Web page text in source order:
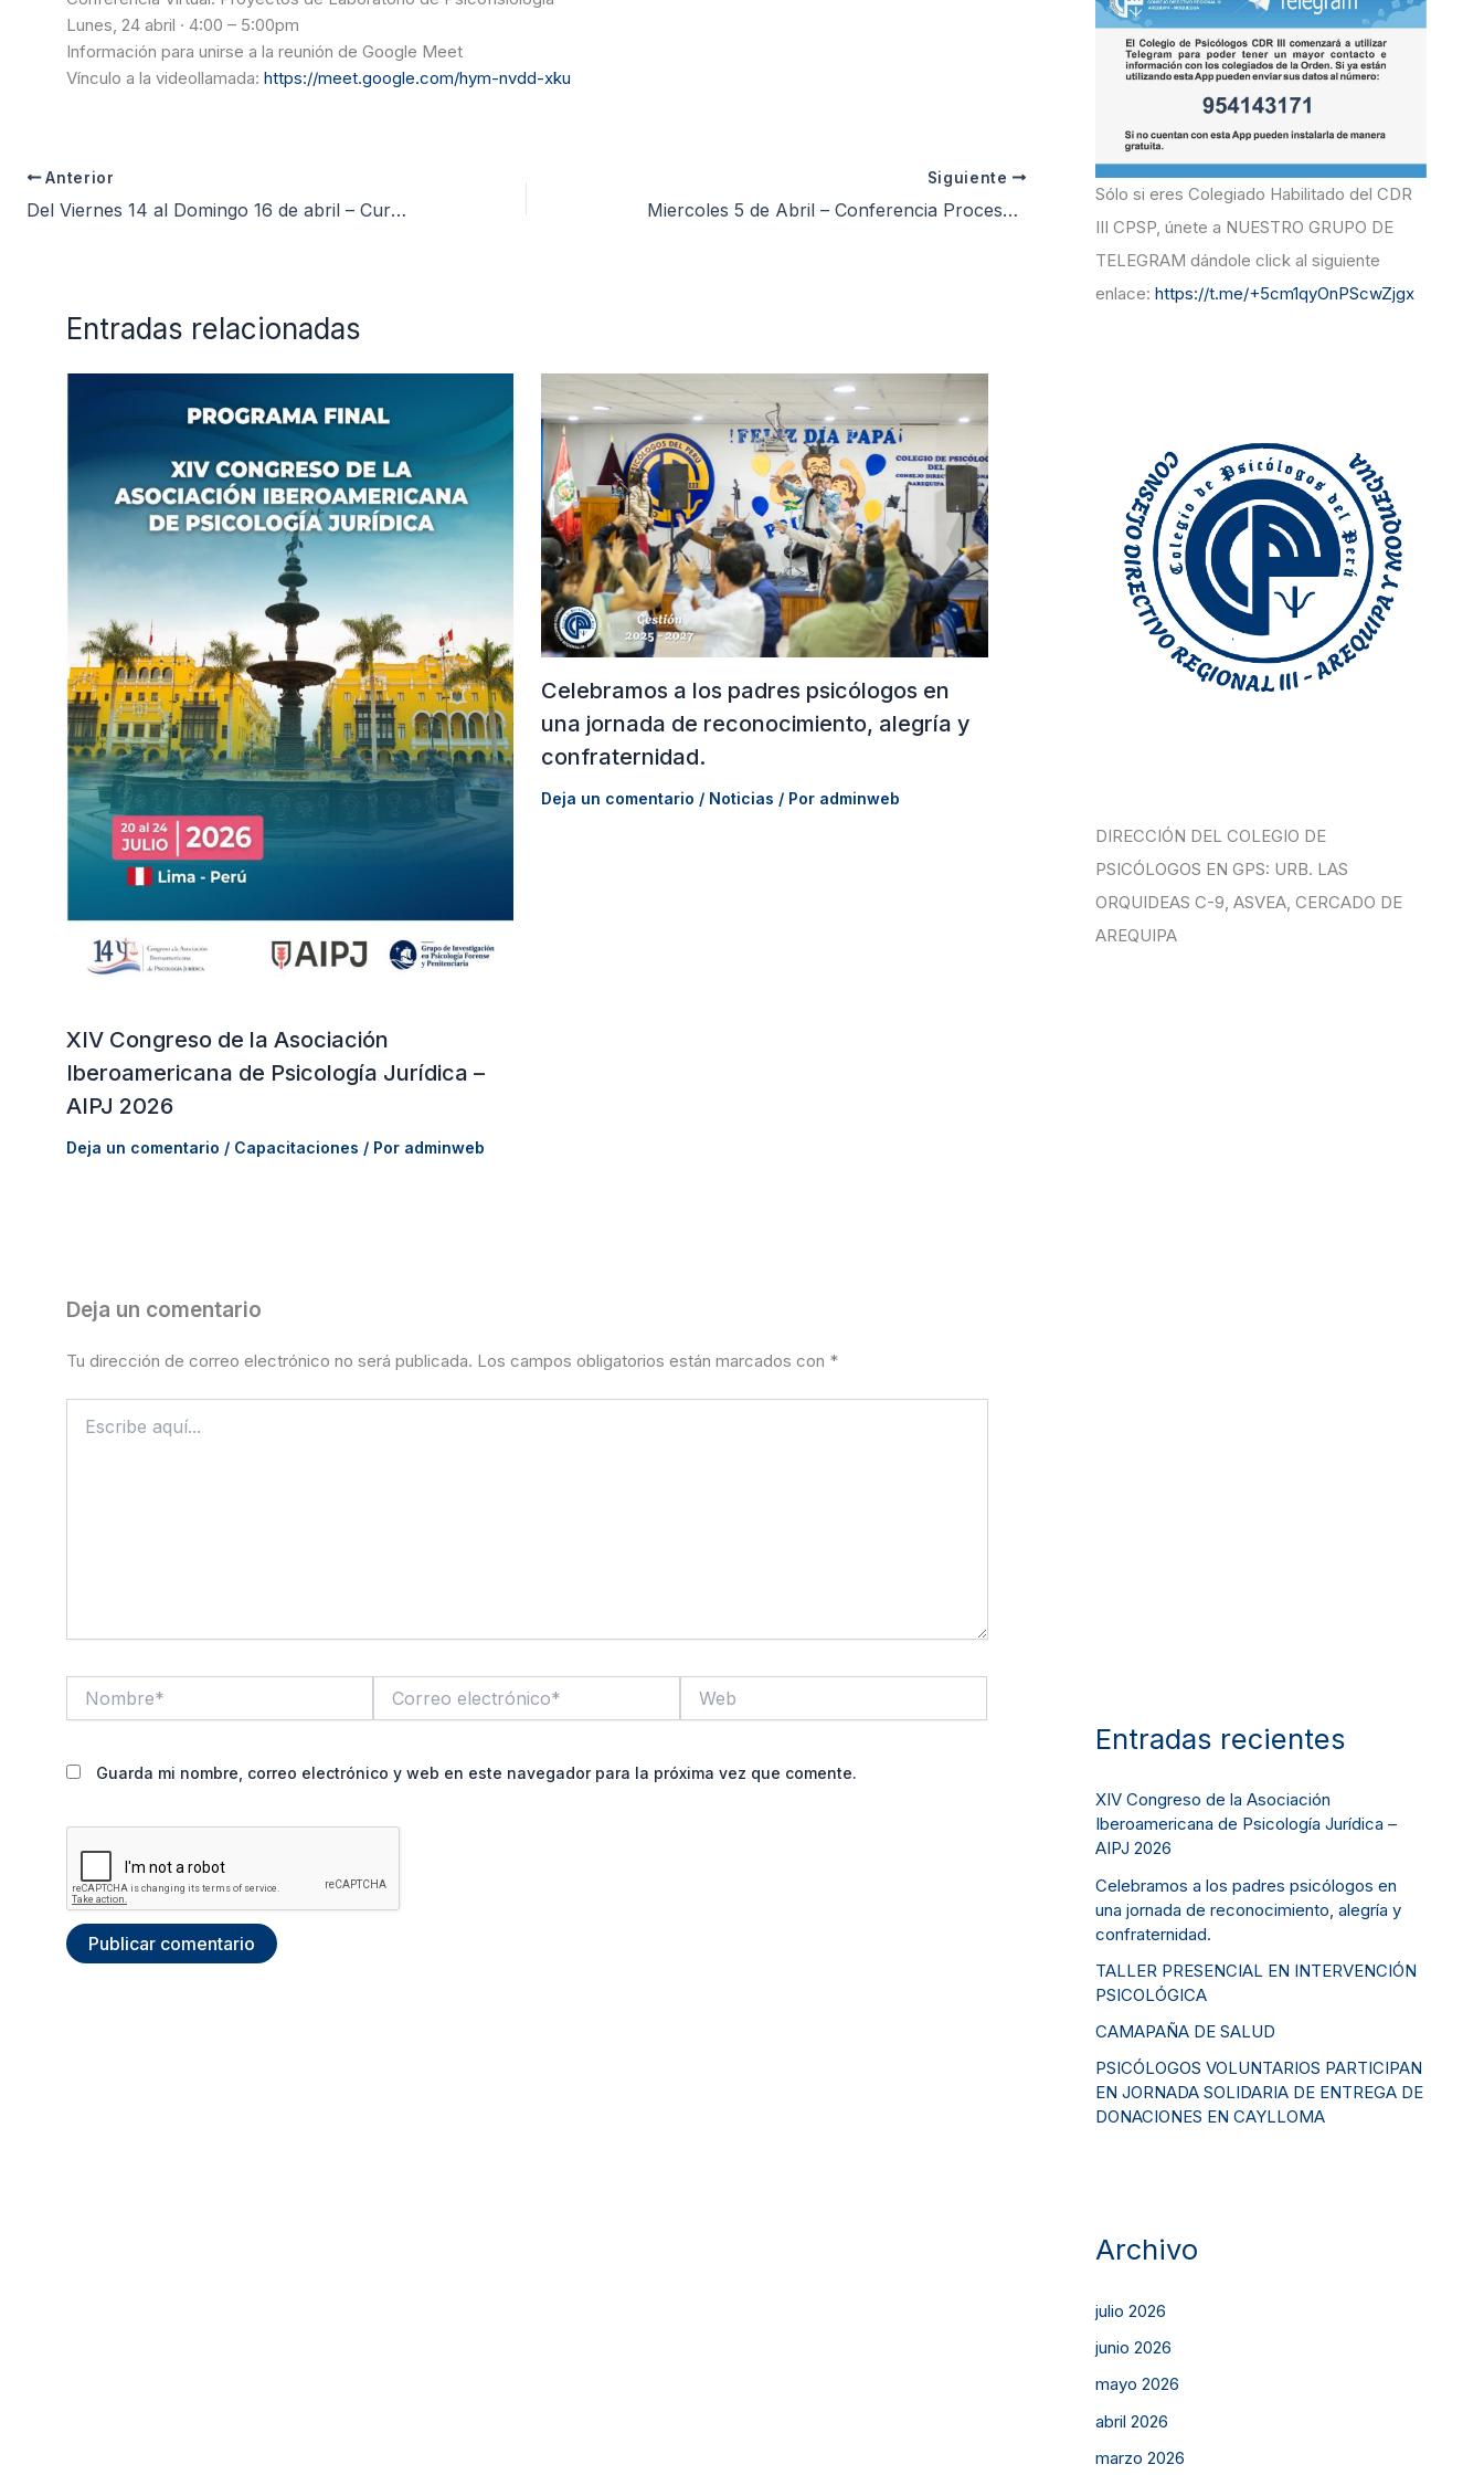
Lunes, 24 abril · 4:00 – 5:00pm
Información para unirse a la reunión de Google Meet
Vínculo a la videollamada: https://meet.google.com/hym-nvdd-xku
Anterior
Del Viernes 14 al Domingo 16 de abril – Curso de Formación estrategias para la intervención en emergencias y desastres (Gratuito para Colegiados Habilitados) Ponente: Mg. Ps. Santiago Valero Alamo
Siguiente
Miercoles 5 de Abril – Conferencia Proceso de Inscripcion SERUMS 2023 I
Entradas relacionadas
XIV Congreso de la Asociación
Iberoamericana de Psicología Jurídica –
AIPJ 2026
Deja un comentario / Capacitaciones / Por adminweb
Celebramos a los padres psicólogos en
una jornada de reconocimiento, alegría y
confraternidad.
Deja un comentario / Noticias / Por adminweb
Deja un comentario
Tu dirección de correo electrónico no será publicada. Los campos obligatorios están marcados con *
aquí...
electrónico*
Guarda mi nombre, correo electrónico y web en este navegador para la próxima vez que comente.
r
:
Sólo si eres Colegiado Habilitado del CDR
III CPSP, únete a NUESTRO GRUPO DE
TELEGRAM dándole click al siguiente
enlace: https://t.me/+5cm1qyOnPScwZjgx
DIRECCIÓN DEL COLEGIO DE
PSICÓLOGOS EN GPS: URB. LAS
ORQUIDEAS C-9, ASVEA, CERCADO DE
AREQUIPA
Entradas recientes
XIV Congreso de la Asociación
Iberoamericana de Psicología Jurídica –
AIPJ 2026
Celebramos a los padres psicólogos en
una jornada de reconocimiento, alegría y
confraternidad.
TALLER PRESENCIAL EN INTERVENCIÓN
PSICOLÓGICA
CAMAPAÑA DE SALUD
PSICÓLOGOS VOLUNTARIOS PARTICIPAN
EN JORNADA SOLIDARIA DE ENTREGA DE
DONACIONES EN CAYLLOMA
Archivo
julio 2026
junio 2026
mayo 2026
abril 2026
marzo 2026